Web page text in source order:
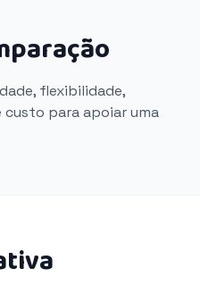
flexibilidade,
para apoiar uma